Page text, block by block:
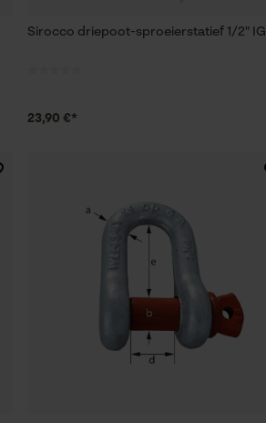
Sirocco driepoot-sproeierstatief 1/2" IG
23,90 €*